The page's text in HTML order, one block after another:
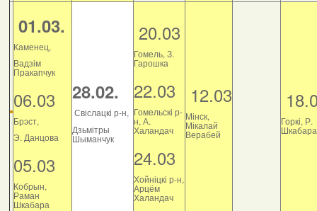
01.03.
Каменец,
Вадзім
Пракапчук
06.03
Брэст,
Э. Данцова
05.03
Кобрын,
Раман
Шкабара
28.02.
Свіслацкі р-н,
Дзьмітры
Шыманчук
20.03
Гомель, З.
Гарошка
22.03
Гомельскі р-
н, А.
Халандач
24.03
Хойніцкі р-н,
Арцём
Халандач
12.03
Мінск,
Мікалай
Верабей
Горкі, Р.
Шкабара